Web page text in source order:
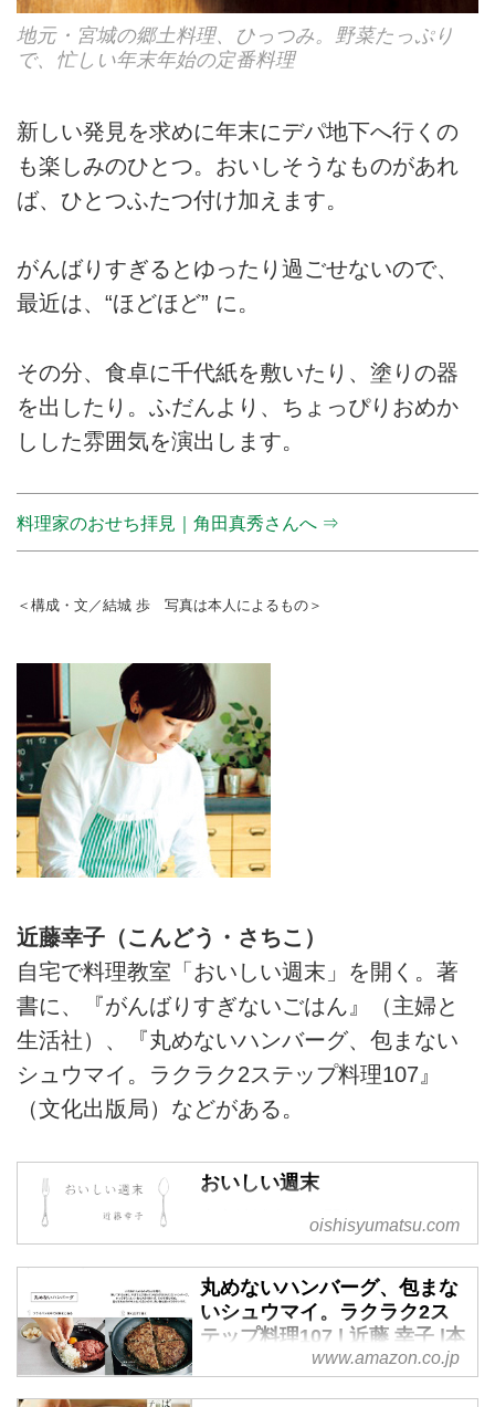
地元・宮城の郷土料理、ひっつみ。野菜たっぷり
で、忙しい年末年始の定番料理
新しい発見を求めに年末にデパ地下へ行くの
も楽しみのひとつ。おいしそうなものがあれ
ば、ひとつふたつ付け加えます。
がんばりすぎるとゆったり過ごせないので、
最近は、“ほどほど” に。
その分、食卓に千代紙を敷いたり、塗りの器
を出したり。ふだんより、ちょっぴりおめか
しした雰囲気を演出します。
料理家のおせち拝見｜角田真秀さんへ ⇒
＜構成・文／結城 歩 写真は本人によるもの＞
近藤幸子（こんどう・さちこ）
自宅で料理教室「おいしい週末」を開く。著
書に、『がんばりすぎないごはん』（主婦と
生活社）、『丸めないハンバーグ、包まない
シュウマイ。ラクラク2ステップ料理107』
（文化出版局）などがある。
おいしい週末
東京清澄白河で開催している、料
理家近藤幸子主宰の料理教室「お
いしい週末」のページです。
oishisyumatsu.com
丸めないハンバーグ、包まな
いシュウマイ。ラクラク2ス
テップ料理107 | 近藤 幸子 |本
| 通販 | Amazon
Amazonで近藤 幸子の丸めないハ
www.amazon.co.jp